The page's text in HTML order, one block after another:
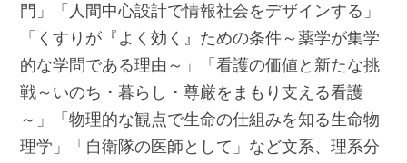
門」「人間中心設計で情報社会をデザインする」
「くすりが『よく効く』ための条件～薬学が集学
的な学問である理由～」「看護の価値と新たな挑
戦～いのち・暮らし・尊厳をまもり支える看護
～」「物理的な観点で生命の仕組みを知る生命物
理学」「自衛隊の医師として」など文系、理系分